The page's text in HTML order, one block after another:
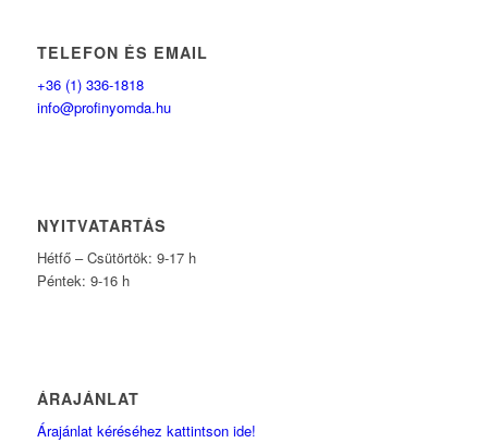
TELEFON ÉS EMAIL
+36 (1) 336-1818
info@profinyomda.hu
NYITVATARTÁS
Hétfő – Csütörtök: 9-17 h
Péntek: 9-16 h
ÁRAJÁNLAT
Árajánlat kéréséhez kattintson ide!